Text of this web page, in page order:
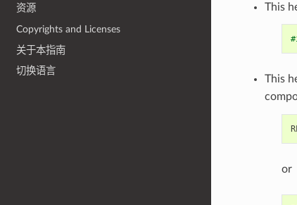
资源
Copyrights and Licenses
关于本指南
切换语言
This
This
or